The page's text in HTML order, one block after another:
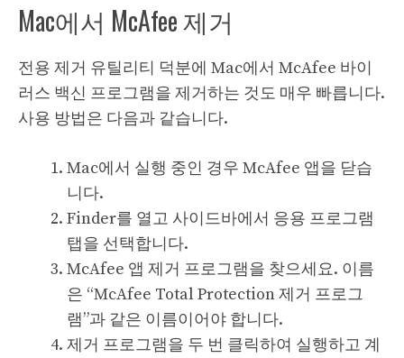
Mac에서 McAfee 제거
전용 제거 유틸리티 덕분에 Mac에서 McAfee 바이
러스 백신 프로그램을 제거하는 것도 매우 빠릅니다.
사용 방법은 다음과 같습니다.
Mac에서 실행 중인 경우 McAfee 앱을 닫습
니다.
Finder를 열고 사이드바에서 응용 프로그램
탭을 선택합니다.
McAfee 앱 제거 프로그램을 찾으세요. 이름
은 “McAfee Total Protection 제거 프로그
램”과 같은 이름이어야 합니다.
제거 프로그램을 두 번 클릭하여 실행하고 계